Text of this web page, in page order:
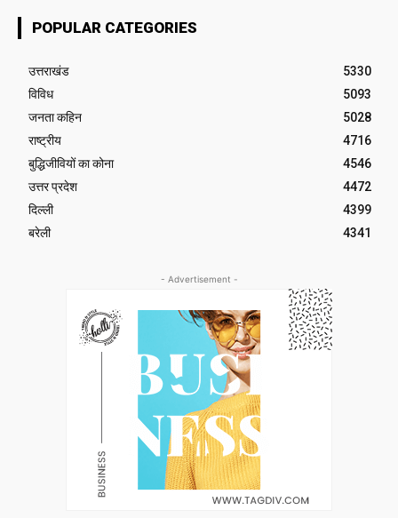
POPULAR CATEGORIES
उत्तराखंड
5330
विविध
5093
जनता कहिन
5028
राष्ट्रीय
4716
बुद्धिजीवियों का कोना
4546
उत्तर प्रदेश
4472
दिल्ली
4399
बरेली
4341
- Advertisement -